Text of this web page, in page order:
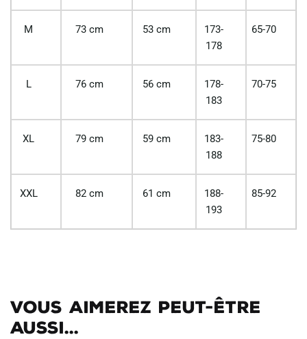
M 73 cm 53 cm
173-
178
65-70
L 76 cm 56 cm
178-
183
70-75
XL 79 cm 59 cm
183-
188
75-80
XXL 82 cm 61 cm
188-
193
85-92
Vous aimerez peut-être
aussi...